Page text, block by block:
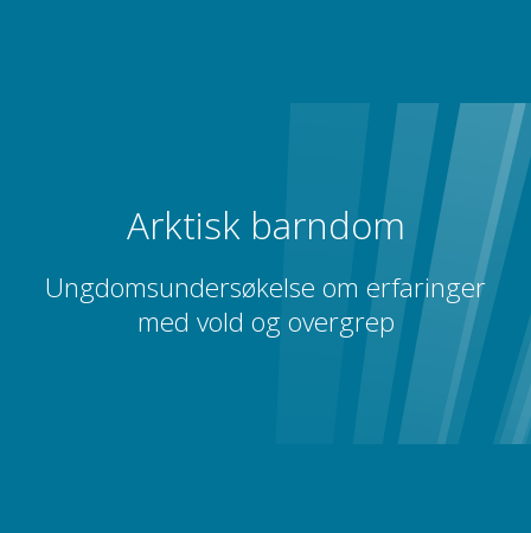
Arktisk barndom
Ungdomsundersøkelse om erfaringer
med vold og overgrep